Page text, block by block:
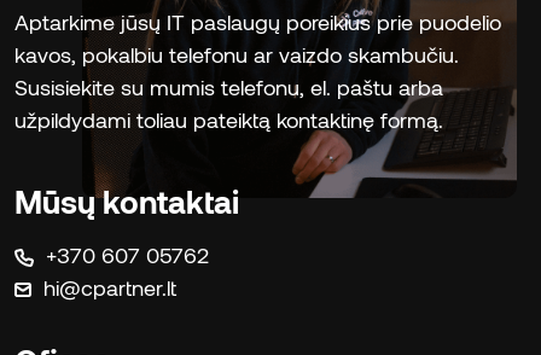
Aptarkime jūsų IT paslaugų poreikius prie puodelio
kavos, pokalbiu telefonu ar vaizdo skambučiu.
Susisiekite su mumis telefonu, el. paštu arba
užpildydami toliau pateiktą kontaktinę formą.
Mūsų kontaktai
+370 607 05762
hi@cpartner.lt